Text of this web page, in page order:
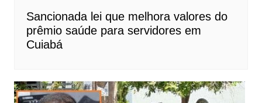
Sancionada lei que melhora valores do
prêmio saúde para servidores em
Cuiabá